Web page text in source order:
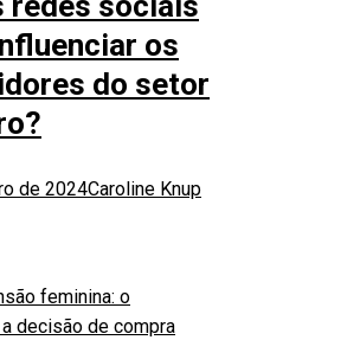
os
do setor
de 2024Caroline Knup